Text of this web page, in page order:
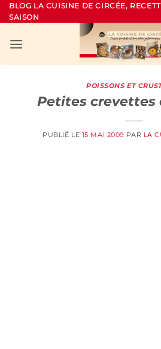
Passer
au
BLOG LA CUISINE DE CIRCÉE,
SAISON
POISSONS ET
Petites crevettes
PUBLIÉ LE 15 MAI 2009 PAR LA